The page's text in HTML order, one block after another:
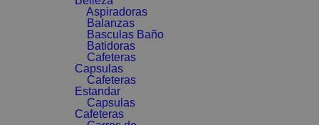
Aspiradoras
Balanzas
Basculas Baño
Batidoras
Cafeteras
Capsulas
Cafeteras
Estandar
Capsulas
Cafeteras